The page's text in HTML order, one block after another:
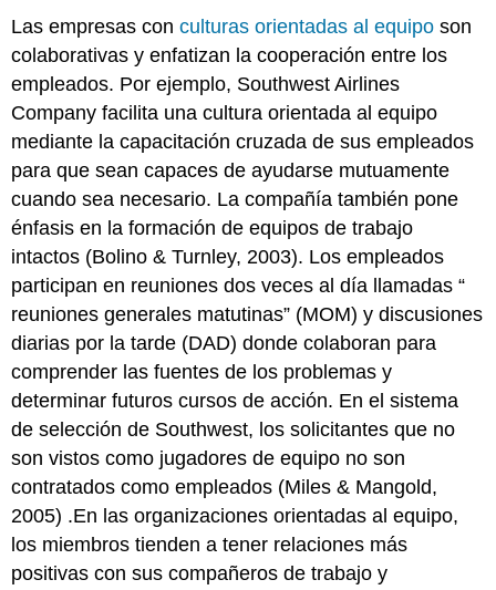
Las empresas conculturas orientadas al equipo son
colaborativas y enfatizan la cooperación entre los
empleados. Por ejemplo, Southwest Airlines
Company facilita una cultura orientada al equipo
mediante la capacitación cruzada de sus empleados
para que sean capaces de ayudarse mutuamente
cuando sea necesario. La compañía también pone
énfasis en la formación de equipos de trabajo
intactos (Bolino & Turnley, 2003). Los empleados
participan en reuniones dos veces al día llamadas “
reuniones generales matutinas” (MOM) y discusiones
diarias por la tarde (DAD) donde colaboran para
comprender las fuentes de los problemas y
determinar futuros cursos de acción. En el sistema
de selección de Southwest, los solicitantes que no
son vistos como jugadores de equipo no son
contratados como empleados (Miles & Mangold,
2005) .En las organizaciones orientadas al equipo,
los miembros tienden a tener relaciones más
positivas con sus compañeros de trabajo y